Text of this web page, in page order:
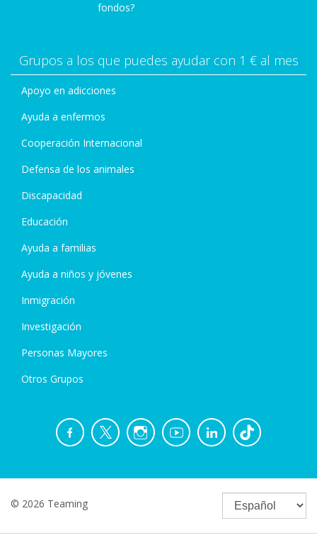
fondos?
Grupos a los que puedes ayudar con 1 € al mes
Apoyo en adicciones
Ayuda a enfermos
Cooperación Internacional
Defensa de los animales
Discapacidad
Educación
Ayuda a familias
Ayuda a niños y jóvenes
Inmigración
Investigación
Personas Mayores
Otros Grupos
© 2026 Teaming